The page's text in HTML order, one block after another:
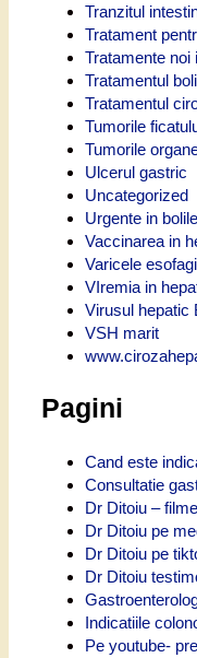
Tranzitul
Tratament
Tratamente noi
Tratamentul
Tratamentul
Tumorile
Tumorile
Ulcerul gastric
Uncategorized
Urgente in
Vaccinarea in
Varicele
VIremia in
Virusul hepatic
VSH marit
Pagini
Cand este
Consultatie
Dr Ditoiu –
Dr Ditoiu pe
Dr Ditoiu pe
Dr Ditoiu
Indicatiile
Pe youtube-